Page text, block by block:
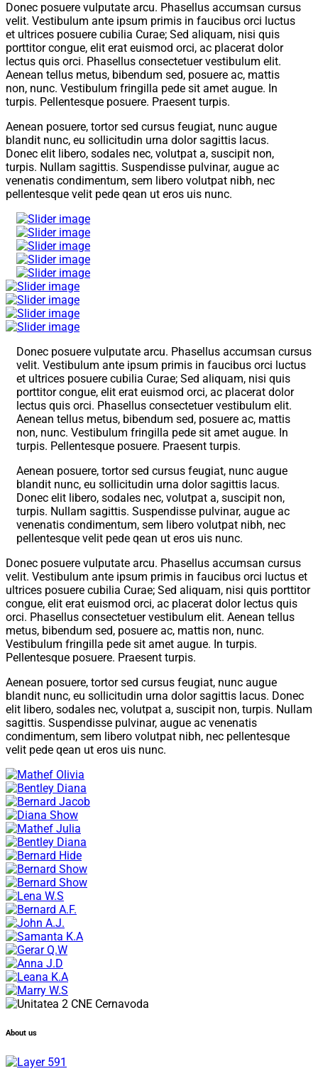
Donec posuere vulputate arcu. Phasellus accumsan cursus
velit. Vestibulum ante ipsum primis in faucibus orci luctus
et ultrices posuere cubilia Curae; Sed aliquam, nisi quis
porttitor congue, elit erat euismod orci, ac placerat dolor
lectus quis orci. Phasellus consectetuer vestibulum elit.
Aenean tellus metus, bibendum sed, posuere ac, mattis
non, nunc. Vestibulum fringilla pede sit amet augue. In
turpis. Pellentesque posuere. Praesent turpis.
Aenean posuere, tortor sed cursus feugiat, nunc augue
blandit nunc, eu sollicitudin urna dolor sagittis lacus.
Donec elit libero, sodales nec, volutpat a, suscipit non,
turpis. Nullam sagittis. Suspendisse pulvinar, augue ac
venenatis condimentum, sem libero volutpat nibh, nec
pellentesque velit pede qean ut eros uis nunc.
Donec posuere vulputate arcu. Phasellus accumsan cursus
velit. Vestibulum ante ipsum primis in faucibus orci luctus
et ultrices posuere cubilia Curae; Sed aliquam, nisi quis
porttitor congue, elit erat euismod orci, ac placerat dolor
lectus quis orci. Phasellus consectetuer vestibulum elit.
Aenean tellus metus, bibendum sed, posuere ac, mattis
non, nunc. Vestibulum fringilla pede sit amet augue. In
turpis. Pellentesque posuere. Praesent turpis.
Aenean posuere, tortor sed cursus feugiat, nunc augue
blandit nunc, eu sollicitudin urna dolor sagittis lacus.
Donec elit libero, sodales nec, volutpat a, suscipit non,
turpis. Nullam sagittis. Suspendisse pulvinar, augue ac
venenatis condimentum, sem libero volutpat nibh, nec
pellentesque velit pede qean ut eros uis nunc.
Donec posuere vulputate arcu. Phasellus accumsan cursus
velit. Vestibulum ante ipsum primis in faucibus orci luctus et
ultrices posuere cubilia Curae; Sed aliquam, nisi quis porttitor
congue, elit erat euismod orci, ac placerat dolor lectus quis
orci. Phasellus consectetuer vestibulum elit. Aenean tellus
metus, bibendum sed, posuere ac, mattis non, nunc.
Vestibulum fringilla pede sit amet augue. In turpis.
Pellentesque posuere. Praesent turpis.
Aenean posuere, tortor sed cursus feugiat, nunc augue
blandit nunc, eu sollicitudin urna dolor sagittis lacus. Donec
elit libero, sodales nec, volutpat a, suscipit non, turpis. Nullam
sagittis. Suspendisse pulvinar, augue ac venenatis
condimentum, sem libero volutpat nibh, nec pellentesque
velit pede qean ut eros uis nunc.
About us